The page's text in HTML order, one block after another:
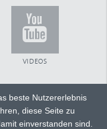
VIDEOS
FACEBOOK
beste Nutzererlebnis
diese Seite zu
einverstanden sind.